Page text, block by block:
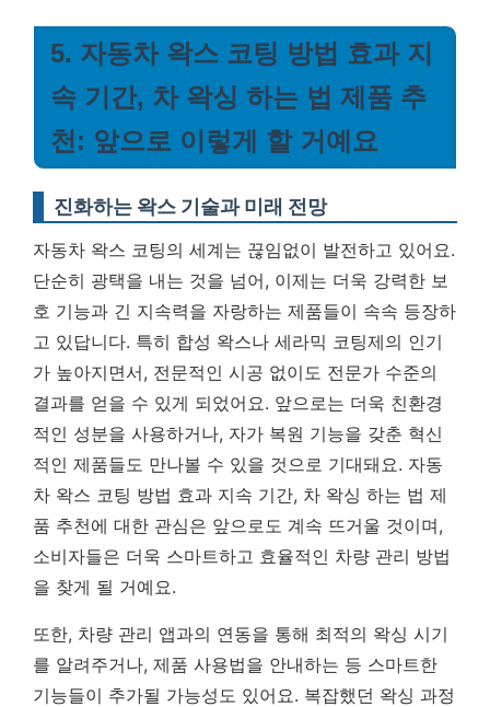
5. 자동차 왁스 코팅 방법 효과 지
속 기간, 차 왁싱 하는 법 제품 추
천: 앞으로 이렇게 할 거예요
진화하는 왁스 기술과 미래 전망
자동차 왁스 코팅의 세계는 끊임없이 발전하고 있어요.
단순히 광택을 내는 것을 넘어, 이제는 더욱 강력한 보
호 기능과 긴 지속력을 자랑하는 제품들이 속속 등장하
고 있답니다. 특히 합성 왁스나 세라믹 코팅제의 인기
가 높아지면서, 전문적인 시공 없이도 전문가 수준의
결과를 얻을 수 있게 되었어요. 앞으로는 더욱 친환경
적인 성분을 사용하거나, 자가 복원 기능을 갖춘 혁신
적인 제품들도 만나볼 수 있을 것으로 기대돼요. 자동
차 왁스 코팅 방법 효과 지속 기간, 차 왁싱 하는 법 제
품 추천에 대한 관심은 앞으로도 계속 뜨거울 것이며,
소비자들은 더욱 스마트하고 효율적인 차량 관리 방법
을 찾게 될 거예요.
또한, 차량 관리 앱과의 연동을 통해 최적의 왁싱 시기
를 알려주거나, 제품 사용법을 안내하는 등 스마트한
기능들이 추가될 가능성도 있어요. 복잡했던 왁싱 과정